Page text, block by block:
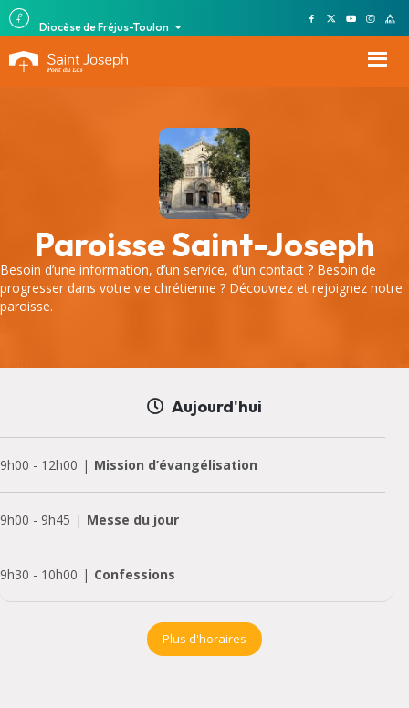
Diocèse de Fréjus-Toulon
Paroisse Saint-Joseph
Besoin d’une information, d’un service, d’un contact ? Besoin de
progresser dans votre vie chrétienne ? Découvrez et rejoignez notre
paroisse.
Aujourd'hui
9h00 - 12h00 Mission d’évangélisation
9h00 - 9h45 Messe du jour
9h30 - 10h00 Confessions
Plus d'horaires